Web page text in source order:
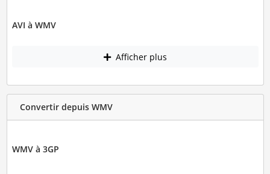
AVI à WMV
Afficher plus
Convertir depuis WMV
WMV à 3GP